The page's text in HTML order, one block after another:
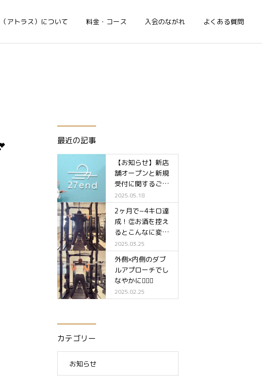
（アトラス）について 料金・コース 入会のながれ よくある質問
最近の記事
【お知らせ】新店
舗オープンと新規
受付に関するご案
内✨
2025.05.18
2ヶ月で−4キロ達
成！👏お酒を控え
るとこんなに変わ
る✨
2025.03.25
外側×内側のダブ
ルアプローチでし
なやかに🧘‍♀️✨
2025.02.25
カテゴリー
お知らせ